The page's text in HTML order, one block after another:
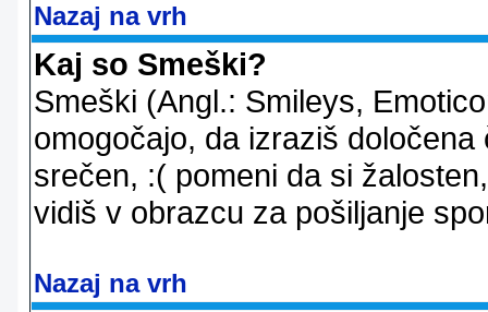
Nazaj na vrh
Kaj so Smeški?
Smeški (Angl.: Smileys,
omogočajo, da izraziš
srečen, :( pomeni da si
vidiš v obrazcu za pošiljanje
Nazaj na vrh